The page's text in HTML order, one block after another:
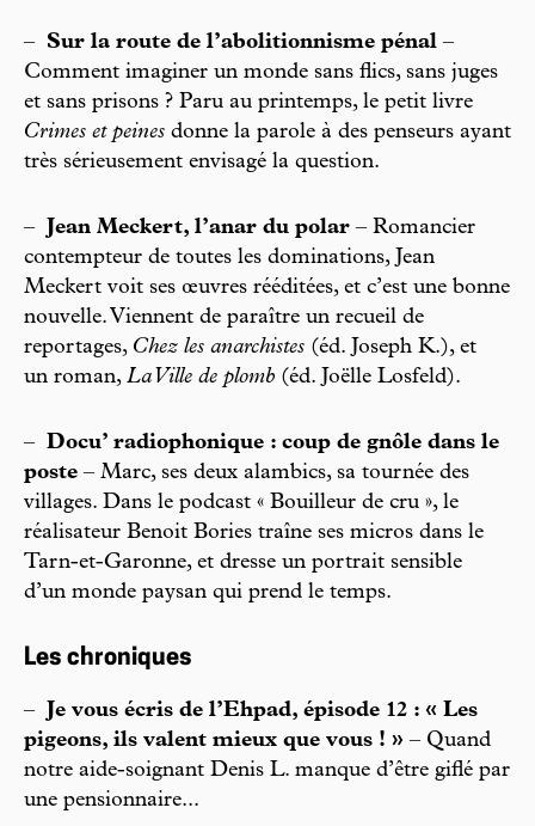
– Sur la route de l’abolitionnisme pénal –
Comment imaginer un monde sans flics, sans juges
et sans prisons ? Paru au printemps, le petit livre
Crimes et peines donne la parole à des penseurs ayant
très sérieusement envisagé la question.
– Jean Meckert, l’anar du polar – Romancier
contempteur de toutes les dominations, Jean
Meckert voit ses œuvres rééditées, et c’est une bonne
nouvelle. Viennent de paraître un recueil de
reportages, Chez les anarchistes (éd. Joseph K.), et
un roman, La Ville de plomb (éd. Joëlle Losfeld).
– Docu’ radiophonique : coup de gnôle dans le
poste – Marc, ses deux alambics, sa tournée des
villages. Dans le podcast « Bouilleur de cru », le
réalisateur Benoit Bories traîne ses micros dans le
Tarn-et-Garonne, et dresse un portrait sensible
d’un monde paysan qui prend le temps.
Les chroniques
–
Je vous écris de l’Ehpad, épisode 12 : « Les
pigeons, ils valent mieux que vous ! » – Quand
notre aide-soignant Denis L. manque d’être giflé par
une pensionnaire...